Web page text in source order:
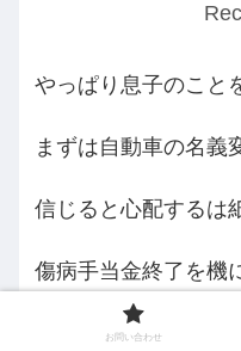
やっぱり息子のこと
まずは自動車の名義
信じると心配するは
傷病手当金終了を機
義母さま脳神経外科
お問い合わせ